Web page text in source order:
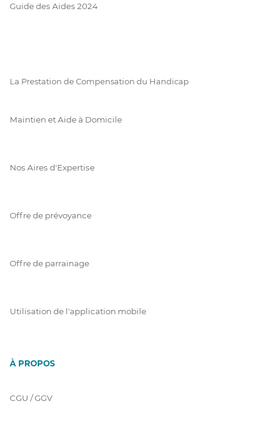
Guide des Aides 2024
La Prestation de Compensation du Handicap
Maintien et Aide à Domicile
Nos Aires d'Expertise
Offre de prévoyance
Offre de parrainage
Utilisation de l'application mobile
À PROPOS
CGU / GGV